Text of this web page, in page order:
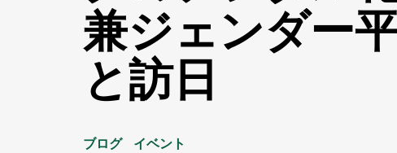
ユーザー体験 ボット・不正対策
実装方法(英語) ビジター・エンゲージメント
教育機関 金融
待合室ギャラリー 製品アップデート(英語)
兼ジェンダー
と訪日
ブログ イベント